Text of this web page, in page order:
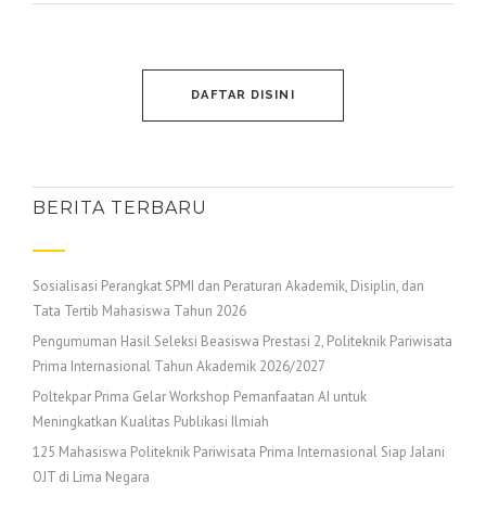
DAFTAR DISINI
BERITA TERBARU
Sosialisasi Perangkat SPMI dan Peraturan Akademik, Disiplin, dan
Tata Tertib Mahasiswa Tahun 2026
Pengumuman Hasil Seleksi Beasiswa Prestasi 2, Politeknik Pariwisata
Prima Internasional Tahun Akademik 2026/2027
Poltekpar Prima Gelar Workshop Pemanfaatan AI untuk
Meningkatkan Kualitas Publikasi Ilmiah
125 Mahasiswa Politeknik Pariwisata Prima Internasional Siap Jalani
OJT di Lima Negara